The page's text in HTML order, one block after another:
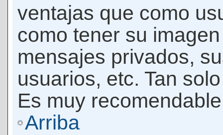
ventajas que como
como tener su
mensajes privados,
usuarios, etc. Tan
Es muy
Arriba